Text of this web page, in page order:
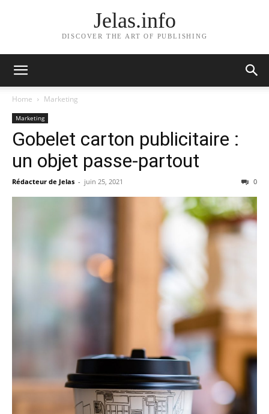
Jelas.info
DISCOVER THE ART OF PUBLISHING
Home Marketing
Marketing
Gobelet carton publicitaire :
un objet passe-partout
Rédacteur de Jelas - juin 25, 2021 0